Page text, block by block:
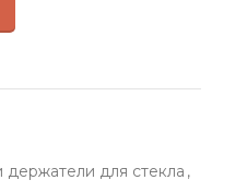
для стекла ,